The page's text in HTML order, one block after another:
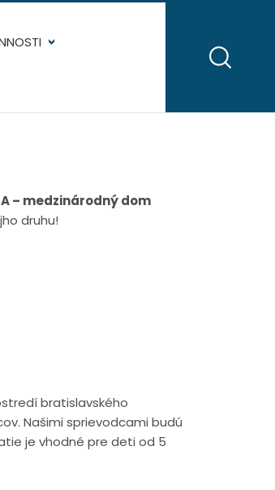
– medzinárodný dom
druhu!
bratislavského
Našimi sprievodcami budú
je vhodné pre deti od 5